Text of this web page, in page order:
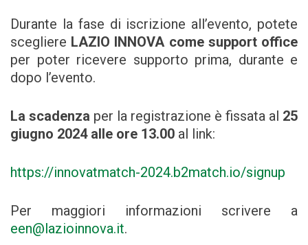
Durante la fase di iscrizione all’evento, potete
scegliere LAZIO INNOVA come support office
per poter ricevere supporto prima, durante e
dopo l’evento.
La scadenza per la registrazione è fissata al 25
giugno 2024 alle ore 13.00 al link:
https://innovatmatch-2024.b2match.io/signup
Per maggiori informazioni scrivere a
een@lazioinnova.it.